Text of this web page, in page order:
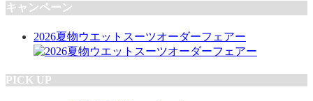
キャンペーン
2026夏物ウエットスーツオーダーフェアー
PICK UP